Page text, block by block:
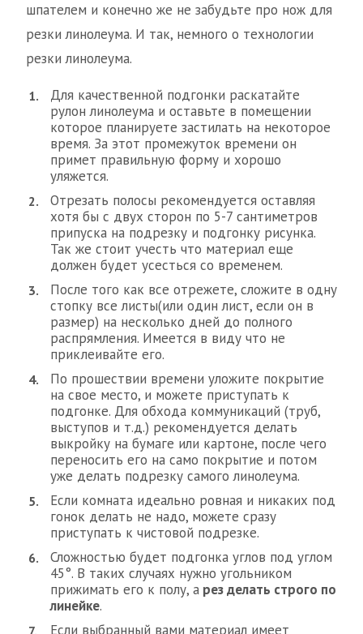
шпателем и конечно же не забудьте про нож для
резки линолеума. И так, немного о технологии
резки линолеума.
Для качественной подгонки раскатайте
рулон линолеума и оставьте в помещении
которое планируете застилать на некоторое
время. За этот промежуток времени он
примет правильную форму и хорошо
уляжется.
Отрезать полосы рекомендуется оставляя
хотя бы с двух сторон по 5-7 сантиметров
припуска на подрезку и подгонку рисунка.
Так же стоит учесть что материал еще
должен будет усесться со временем.
После того как все отрежете, сложите в одну
стопку все листы(или один лист, если он в
размер) на несколько дней до полного
распрямления. Имеется в виду что не
приклеивайте его.
По прошествии времени уложите покрытие
на свое место, и можете приступать к
подгонке. Для обхода коммуникаций (труб,
выступов и т.д.) рекомендуется делать
выкройку на бумаге или картоне, после чего
переносить его на само покрытие и потом
уже делать подрезку самого линолеума.
Если комната идеально ровная и никаких под
гонок делать не надо, можете сразу
приступать к чистовой подрезке.
Сложностью будет подгонка углов под углом
45°. В таких случаях нужно угольником
прижимать его к полу, а рез делать строго по
линейке.
Если выбранный вами материал имеет